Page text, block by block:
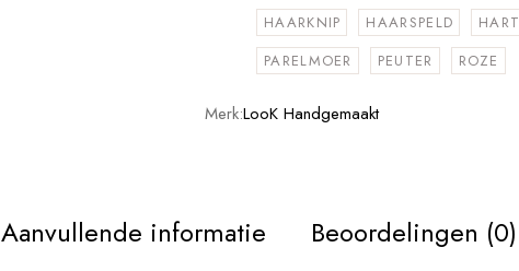
HAARKNIP
HAARSPELD HART
PARELMOER
PEUTER ROZE
Merk:LooK Handgemaakt
Aanvullende informatie Beoordelingen (0)